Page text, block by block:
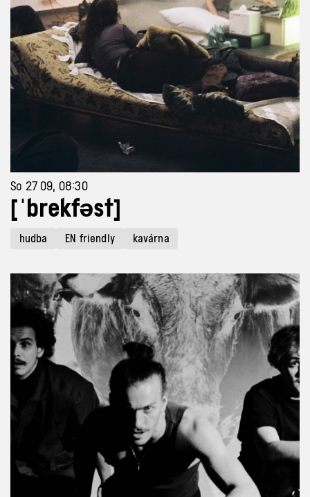
So 27 09, 08:30
[ˈbrekfəst]
hudba EN friendly kavárna